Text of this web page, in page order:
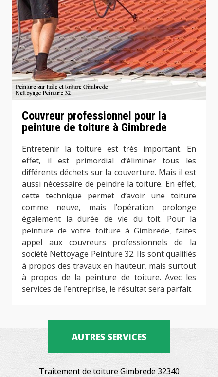
Couvreur professionnel pour la
peinture de toiture à Gimbrede
Entretenir la toiture est très important. En
effet, il est primordial d’éliminer tous les
différents déchets sur la couverture. Mais il est
aussi nécessaire de peindre la toiture. En effet,
cette technique permet d’avoir une toiture
comme neuve, mais l’opération prolonge
également la durée de vie du toit. Pour la
peinture de votre toiture à Gimbrede, faites
appel aux couvreurs professionnels de la
société Nettoyage Peinture 32. Ils sont qualifiés
à propos des travaux en hauteur, mais surtout
à propos de la peinture de toiture. Avec les
services de l’entreprise, le résultat sera parfait.
AUTRES SERVICES
Traitement de toiture Gimbrede 32340